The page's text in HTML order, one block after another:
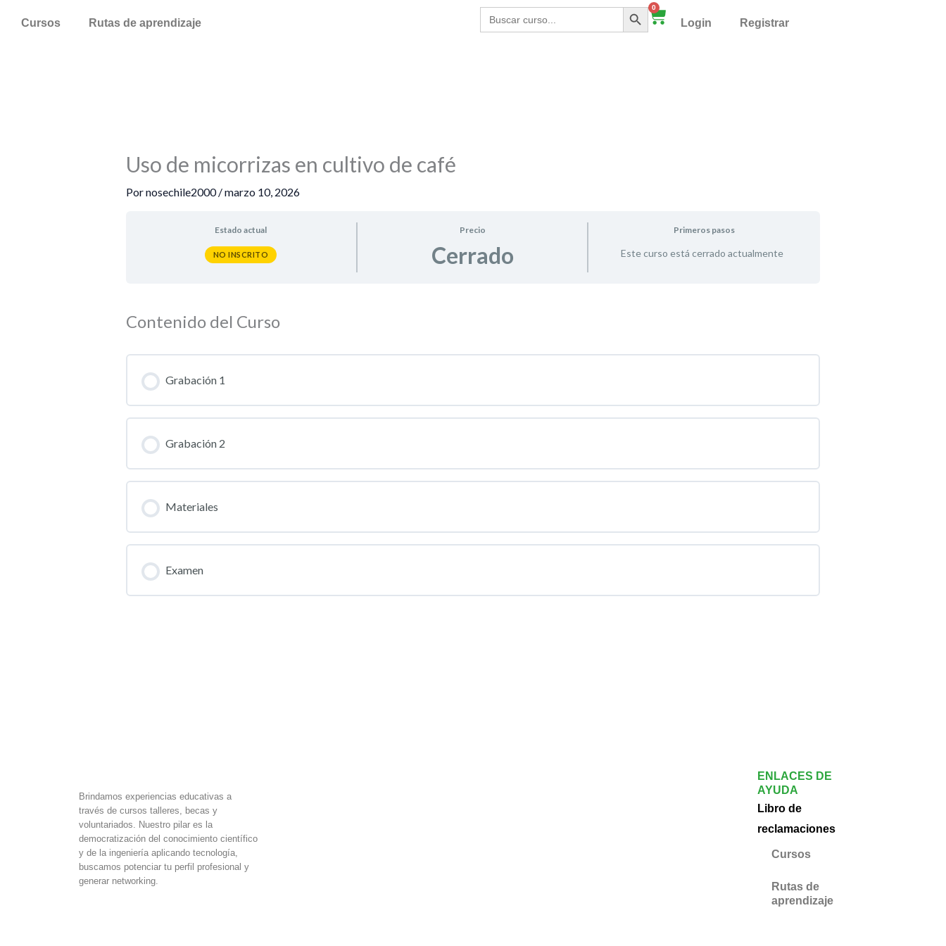
Cursos Rutas de aprendizaje
Buscar: BOTÓN DE BÚSQUEDA
0
CartLogin Registrar
Uso de micorrizas en cultivo de café
Pornosechile2000/marzo 10, 2026
Estado actual
NO INSCRITO
Precio
Cerrado
Primeros pasos
Este curso está cerrado actualmente
Contenido del Curso
Grabación 1
Grabación 2
Materiales
Examen
Brindamos experiencias educativas a
través de cursos talleres, becas y
voluntariados. Nuestro pilar es la
democratización del conocimiento científico
y de la ingeniería aplicando tecnología,
buscamos potenciar tu perfil profesional y
generar networking.
ENLACES DE
AYUDA
Libro de
reclamaciones
Cursos
Rutas de
aprendizaje